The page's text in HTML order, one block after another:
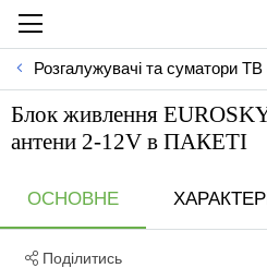
Розгалужувачі та суматори ТВ
Блок живлення
антени 2-12V в ПАКЕТI
ОСНОВНЕ
Поділитись